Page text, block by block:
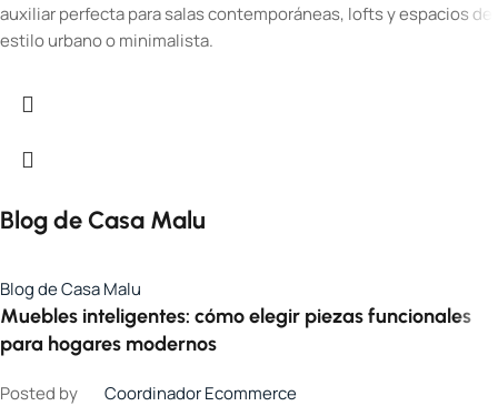
auxiliar perfecta para salas contemporáneas, lofts y espacios de
estilo urbano o minimalista.
Blog de Casa Malu
Blog de Casa Malu
Muebles inteligentes: cómo elegir piezas funcionales
para hogares modernos
Posted by
Coordinador Ecommerce